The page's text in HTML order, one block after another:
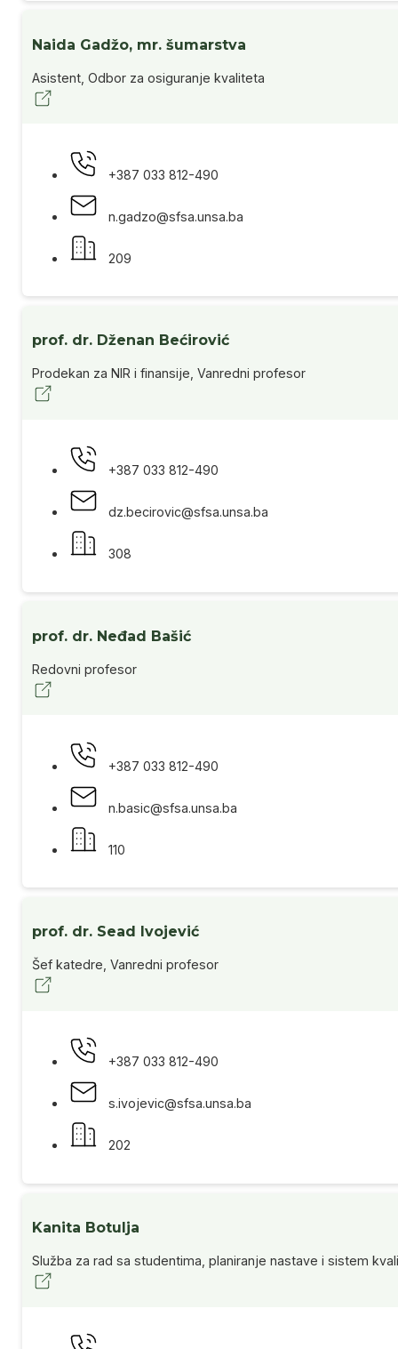
Naida Gadžo, mr. šumarstva
Asistent, Odbor za osiguranje kvaliteta
+387 033 812-490
n.gadzo@sfsa.unsa.ba
209
prof. dr. Dženan Bećirović
Prodekan za NIR i finansije, Vanredni profesor
+387 033 812-490
dz.becirovic@sfsa.unsa.ba
308
prof. dr. Neđad Bašić
Redovni profesor
+387 033 812-490
n.basic@sfsa.unsa.ba
110
prof. dr. Sead Ivojević
Šef katedre, Vanredni profesor
+387 033 812-490
s.ivojevic@sfsa.unsa.ba
202
Kanita Botulja
Služba za rad sa studentima, planiranje nastave i sistem